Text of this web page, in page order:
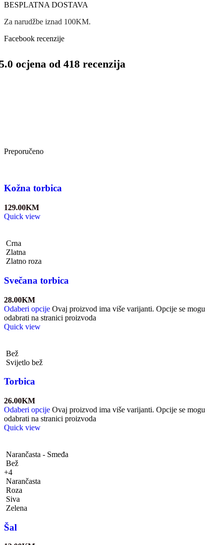
BESPLATNA DOSTAVA
Za narudžbe iznad 100KM.
Facebook recenzije
ocjena od 418 recenzija
Preporučeno
Kožna torbica
129.00KM
Quick view
Crna
Zlatna
Zlatno roza
Svečana torbica
28.00KM
Odaberi opcije Ovaj proizvod ima više varijanti. Opcije se mogu
odabrati na stranici proizvoda
Quick view
Bež
Svijetlo bež
Torbica
26.00KM
Odaberi opcije Ovaj proizvod ima više varijanti. Opcije se mogu
odabrati na stranici proizvoda
Quick view
Narančasta - Smeđa
Bež
+4
Narančasta
Roza
Siva
Zelena
Šal